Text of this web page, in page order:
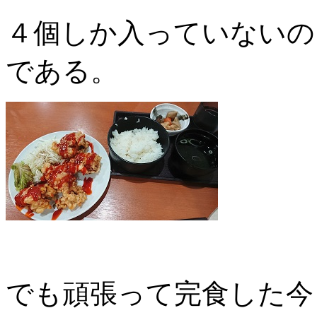
４個しか入っていない
である。
でも頑張って完食した